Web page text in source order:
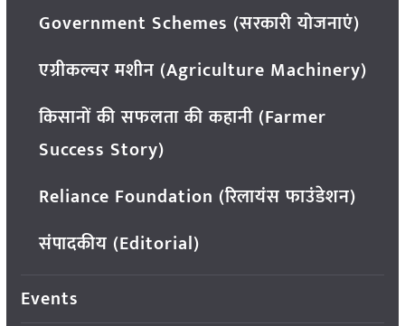
Government Schemes (सरकारी योजनाएं)
एग्रीकल्चर मशीन (Agriculture Machinery)
किसानों की सफलता की कहानी (Farmer
Success Story)
Reliance Foundation (रिलायंस फाउंडेशन)
संपादकीय (Editorial)
Events